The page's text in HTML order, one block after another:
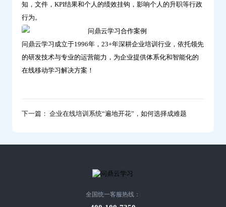
知，文件，KPI结果和个人的绩效挂钩，影响个人的升职等行政
行为。
问鼎云学习成立于1996年，23+年深耕企业培训行业，依托领先
的研发技术与专业的运营能力，为企业提供体系化和智能化的
在线移动学习解决方案！
下一篇： 企业在线培训系统“遍地开花”，如何选择成难题
全国统一客服热线：